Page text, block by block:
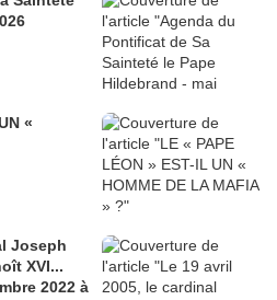
«
Joseph
XVI...
2022 à